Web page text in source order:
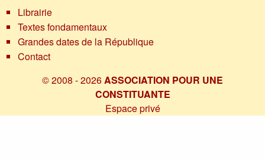
Librairie
Textes fondamentaux
Grandes dates de la République
Contact
© 2008 - 2026ASSOCIATION POUR UNE
CONSTITUANTE
Espace privé